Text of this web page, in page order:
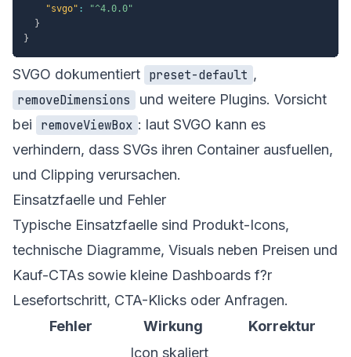
"svgo" :
"^4.0.0"
}
}
SVGO dokumentiert preset-default ,
removeDimensions
und weitere Plugins. Vorsicht
bei
removeViewBox : laut SVGO kann es
verhindern, dass SVGs ihren Container ausfuellen,
und Clipping verursachen.
Einsatzfaelle und Fehler
Typische Einsatzfaelle sind Produkt-Icons,
technische Diagramme, Visuals neben Preisen und
Kauf-CTAs sowie kleine Dashboards f?r
Lesefortschritt, CTA-Klicks oder Anfragen.
Fehler
Wirkung
Korrektur
Icon skaliert